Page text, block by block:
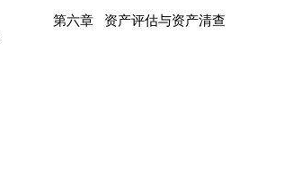
第六章
资产评估与资产清查